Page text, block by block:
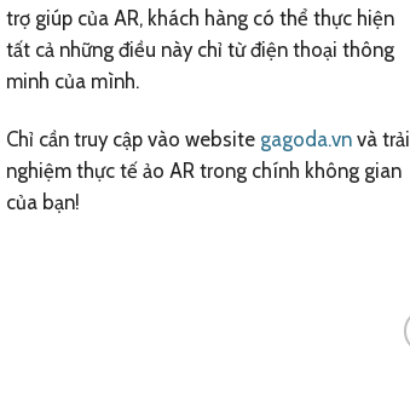
trợ giúp của AR, khách hàng có thể thực hiện
tất cả những điều này chỉ từ điện thoại thông
minh của mình.
Chỉ cần truy cập vào website gagoda.vn và trải
nghiệm thực tế ảo AR trong chính không gian
của bạn!